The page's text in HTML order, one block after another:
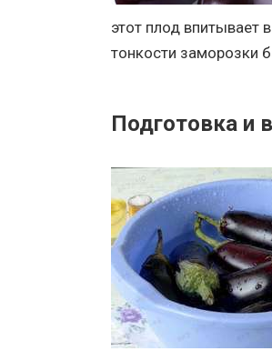
этот плод впитывает
тонкости заморозки
Подготовка и